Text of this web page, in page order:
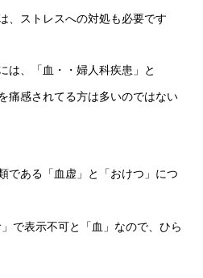
、ストレスへの対処も必要です
は、「血・・婦人科疾患」と
痛感されてる方は多いのではない
である「血虚」と「おけつ」につ
で表示不可と「血」なので、ひら